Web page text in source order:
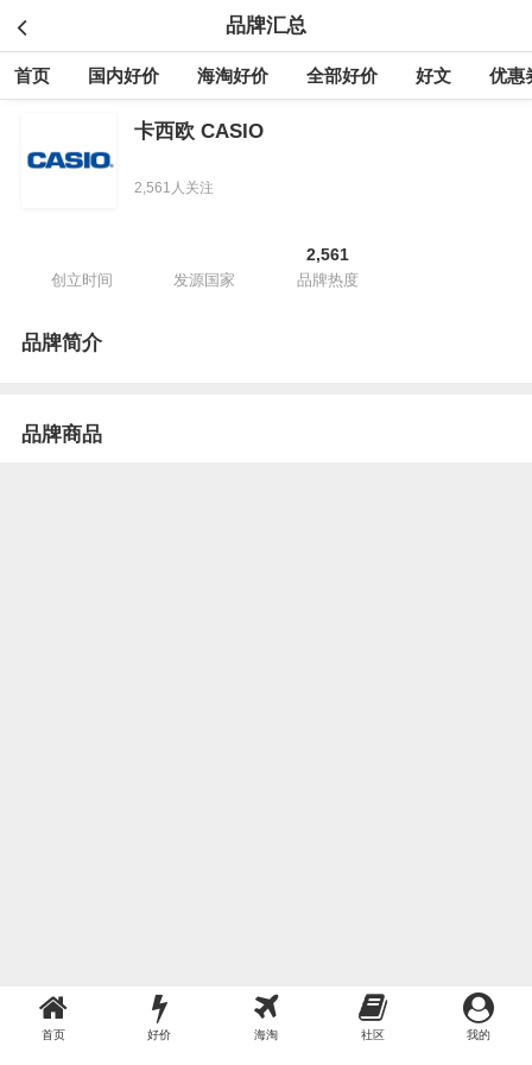
品牌汇总
首页 国内好价 海淘好价 全部好价 好文 优惠
卡西欧 CASIO
2,561人关注
创立时间 发源国家
2,561
品牌热度
品牌简介
品牌商品
首页 好价 海淘 社区 我的